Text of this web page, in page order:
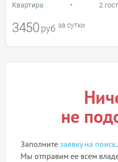
Квартира • 2
3450 руб за сутки
не
Заполните заявку на поиск.
Мы отправим ее всем